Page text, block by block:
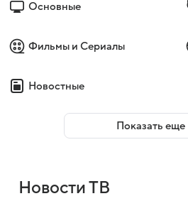
Основные
Фильмы и Сериалы
Новостные
Показать еще
Новости ТВ